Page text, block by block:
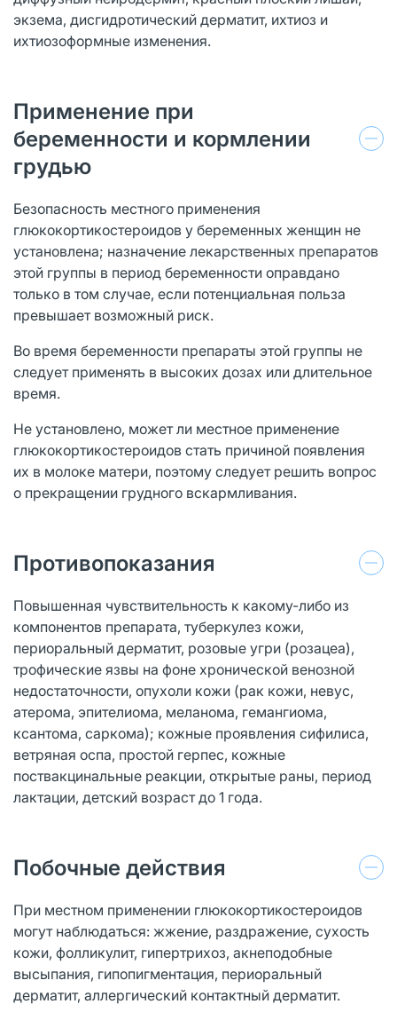
экзема, дисгидротический дерматит, ихтиоз и
ихтиозоформные изменения.
Применение при
беременности и кормлении
грудью
Безопасность местного применения
глюкокортикостероидов у беременных женщин не
установлена; назначение лекарственных препаратов
этой группы в период беременности оправдано
только в том случае, если потенциальная польза
превышает возможный риск.
Во время беременности препараты этой группы не
следует применять в высоких дозах или длительное
время.
Не установлено, может ли местное применение
глюкокортикостероидов стать причиной появления
их в молоке матери, поэтому следует решить вопрос
о прекращении грудного вскармливания.
Противопоказания
Повышенная чувствительность к какому-либо из
компонентов препарата, туберкулез кожи,
периоральный дерматит, розовые угри (розацеа),
трофические язвы на фоне хронической венозной
недостаточности, опухоли кожи (рак кожи, невус,
атерома, эпителиома, меланома, гемангиома,
ксантома, саркома); кожные проявления сифилиса,
ветряная оспа, простой герпес, кожные
поствакцинальные реакции, открытые раны, период
лактации, детский возраст до 1 года.
Побочные действия
При местном применении глюкокортикостероидов
могут наблюдаться: жжение, раздражение, сухость
кожи, фолликулит, гипертрихоз, акнеподобные
высыпания, гипопигментация, периоральный
дерматит, аллергический контактный дерматит.